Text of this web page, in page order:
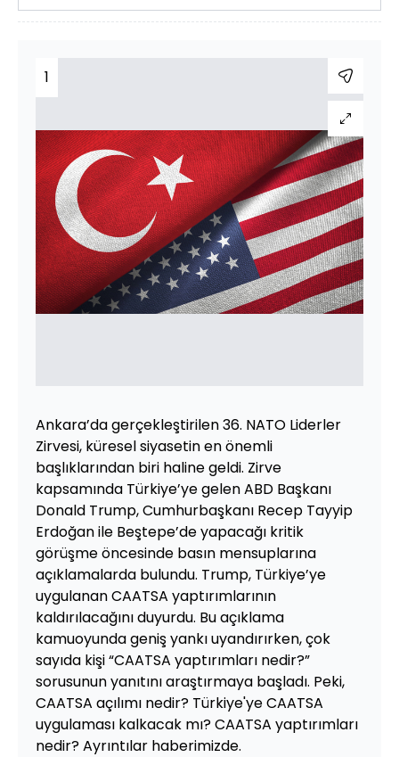
1
Ankara’da gerçekleştirilen 36. NATO Liderler
Zirvesi, küresel siyasetin en önemli
başlıklarından biri haline geldi. Zirve
kapsamında Türkiye’ye gelen ABD Başkanı
Donald Trump, Cumhurbaşkanı Recep Tayyip
Erdoğan ile Beştepe’de yapacağı kritik
görüşme öncesinde basın mensuplarına
açıklamalarda bulundu. Trump, Türkiye’ye
uygulanan CAATSA yaptırımlarının
kaldırılacağını duyurdu. Bu açıklama
kamuoyunda geniş yankı uyandırırken, çok
sayıda kişi “CAATSA yaptırımları nedir?”
sorusunun yanıtını araştırmaya başladı. Peki,
CAATSA açılımı nedir? Türkiye'ye CAATSA
uygulaması kalkacak mı? CAATSA yaptırımları
nedir? Ayrıntılar haberimizde.